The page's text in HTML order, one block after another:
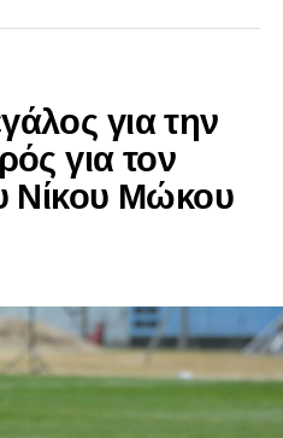
για την
για τον
Νίκου Μώκου